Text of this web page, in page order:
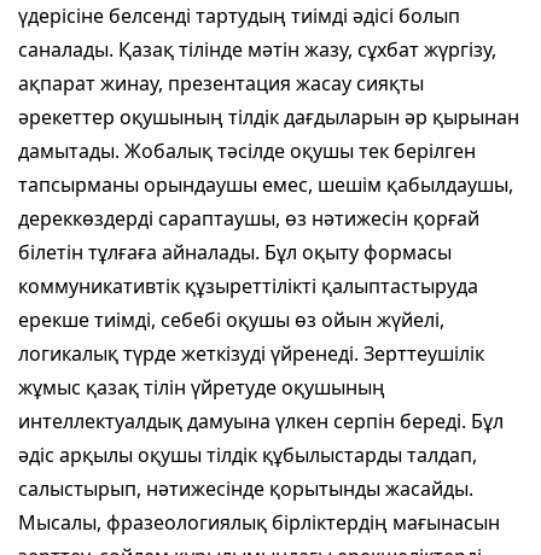
үдерісіне белсенді тартудың тиімді әдісі болып
саналады. Қазақ тілінде мәтін жазу, сұхбат жүргізу,
ақпарат жинау, презентация жасау сияқты
әрекеттер оқушының тілдік дағдыларын әр қырынан
дамытады. Жобалық тәсілде оқушы тек берілген
тапсырманы орындаушы емес, шешім қабылдаушы,
дереккөздерді сараптаушы, өз нәтижесін қорғай
білетін тұлғаға айналады. Бұл оқыту формасы
коммуникативтік құзыреттілікті қалыптастыруда
ерекше тиімді, себебі оқушы өз ойын жүйелі,
логикалық түрде жеткізуді үйренеді. Зерттеушілік
жұмыс қазақ тілін үйретуде оқушының
интеллектуалдық дамуына үлкен серпін береді. Бұл
әдіс арқылы оқушы тілдік құбылыстарды талдап,
салыстырып, нәтижесінде қорытынды жасайды.
Мысалы, фразеологиялық бірліктердің мағынасын